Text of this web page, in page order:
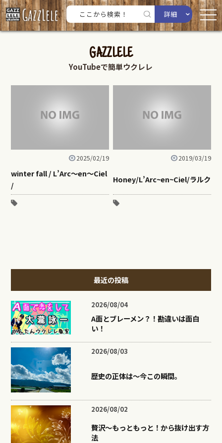
詳細
GAZZLELE
YouTubeで簡単ウクレレ
2025/02/19
winter fall / L’Arc～en～Ciel
/
2019/03/19
Honey/L’Arc~en~Ciel/ラルク
最近の投稿
2026/08/04
A面とブレーメン？！勘違いは面白
い！
2026/08/03
歴史の正体は〜今この瞬間。
2026/08/02
贅沢〜もっともっと！から抜け出す方
法